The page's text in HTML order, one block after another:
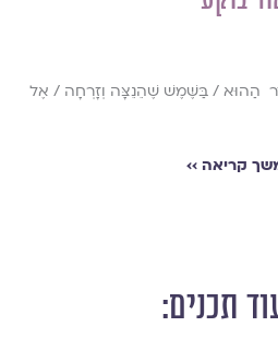
הַהוּא / בַּשֶּׁמֶשׁ שֶׁהֵנֵצָּה וְזָרְחָה / אֶל
קריאה ››
תכנים: